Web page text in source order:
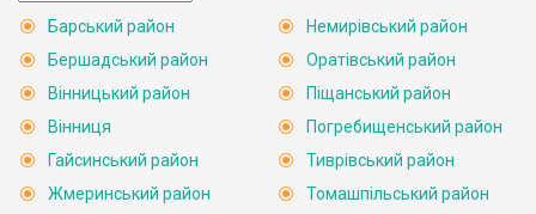
Барський район
Бершадський район
Вінницький район
Вінниця
Гайсинський район
Жмеринський район
Немирівський район
Оратівський район
Піщанський район
Погребищенський район
Тиврівський район
Томашпільський район